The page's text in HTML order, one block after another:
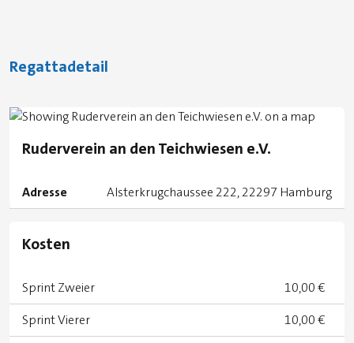
Regattadetail
Ruderverein an den Teichwiesen e.V.
Adresse Alsterkrugchaussee 222, 22297 Hamburg
Kosten
Sprint Zweier
10,00 €
Sprint Vierer
10,00 €